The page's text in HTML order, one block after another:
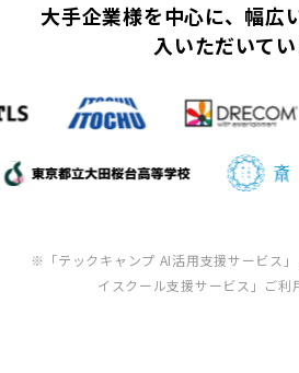
大手企業様を中心に、幅広
入いただいて
※「テックキャンプ AI活用支援サービス
イスクール支援サービス」ご利